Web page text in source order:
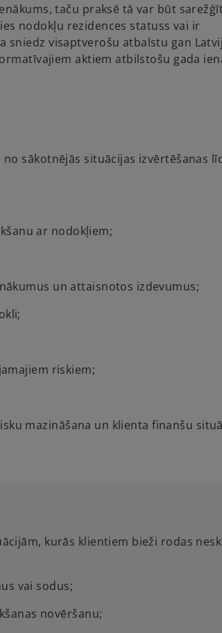
taču praksē tā var būt
nodokļu rezidences statuss vai ir
sniedz visaptverošu atbalstu gan
aktiem atbilstošu gada
sākotnējās situācijas izvērtēšanas
ar nodokļiem;
un attaisnotos izdevumus;
riskiem;
mazināšana un klienta finanšu
kurās klientiem bieži rodas
vai sodus;
novēršanu;